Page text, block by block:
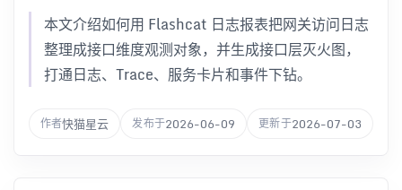
本文介绍如何用 Flashcat 日志报表把网关访问日志
整理成接口维度观测对象，并生成接口层灭火图，
打通日志、Trace、服务卡片和事件下钻。
作者快猫星云 发布于2026-06-09 更新于2026-07-03